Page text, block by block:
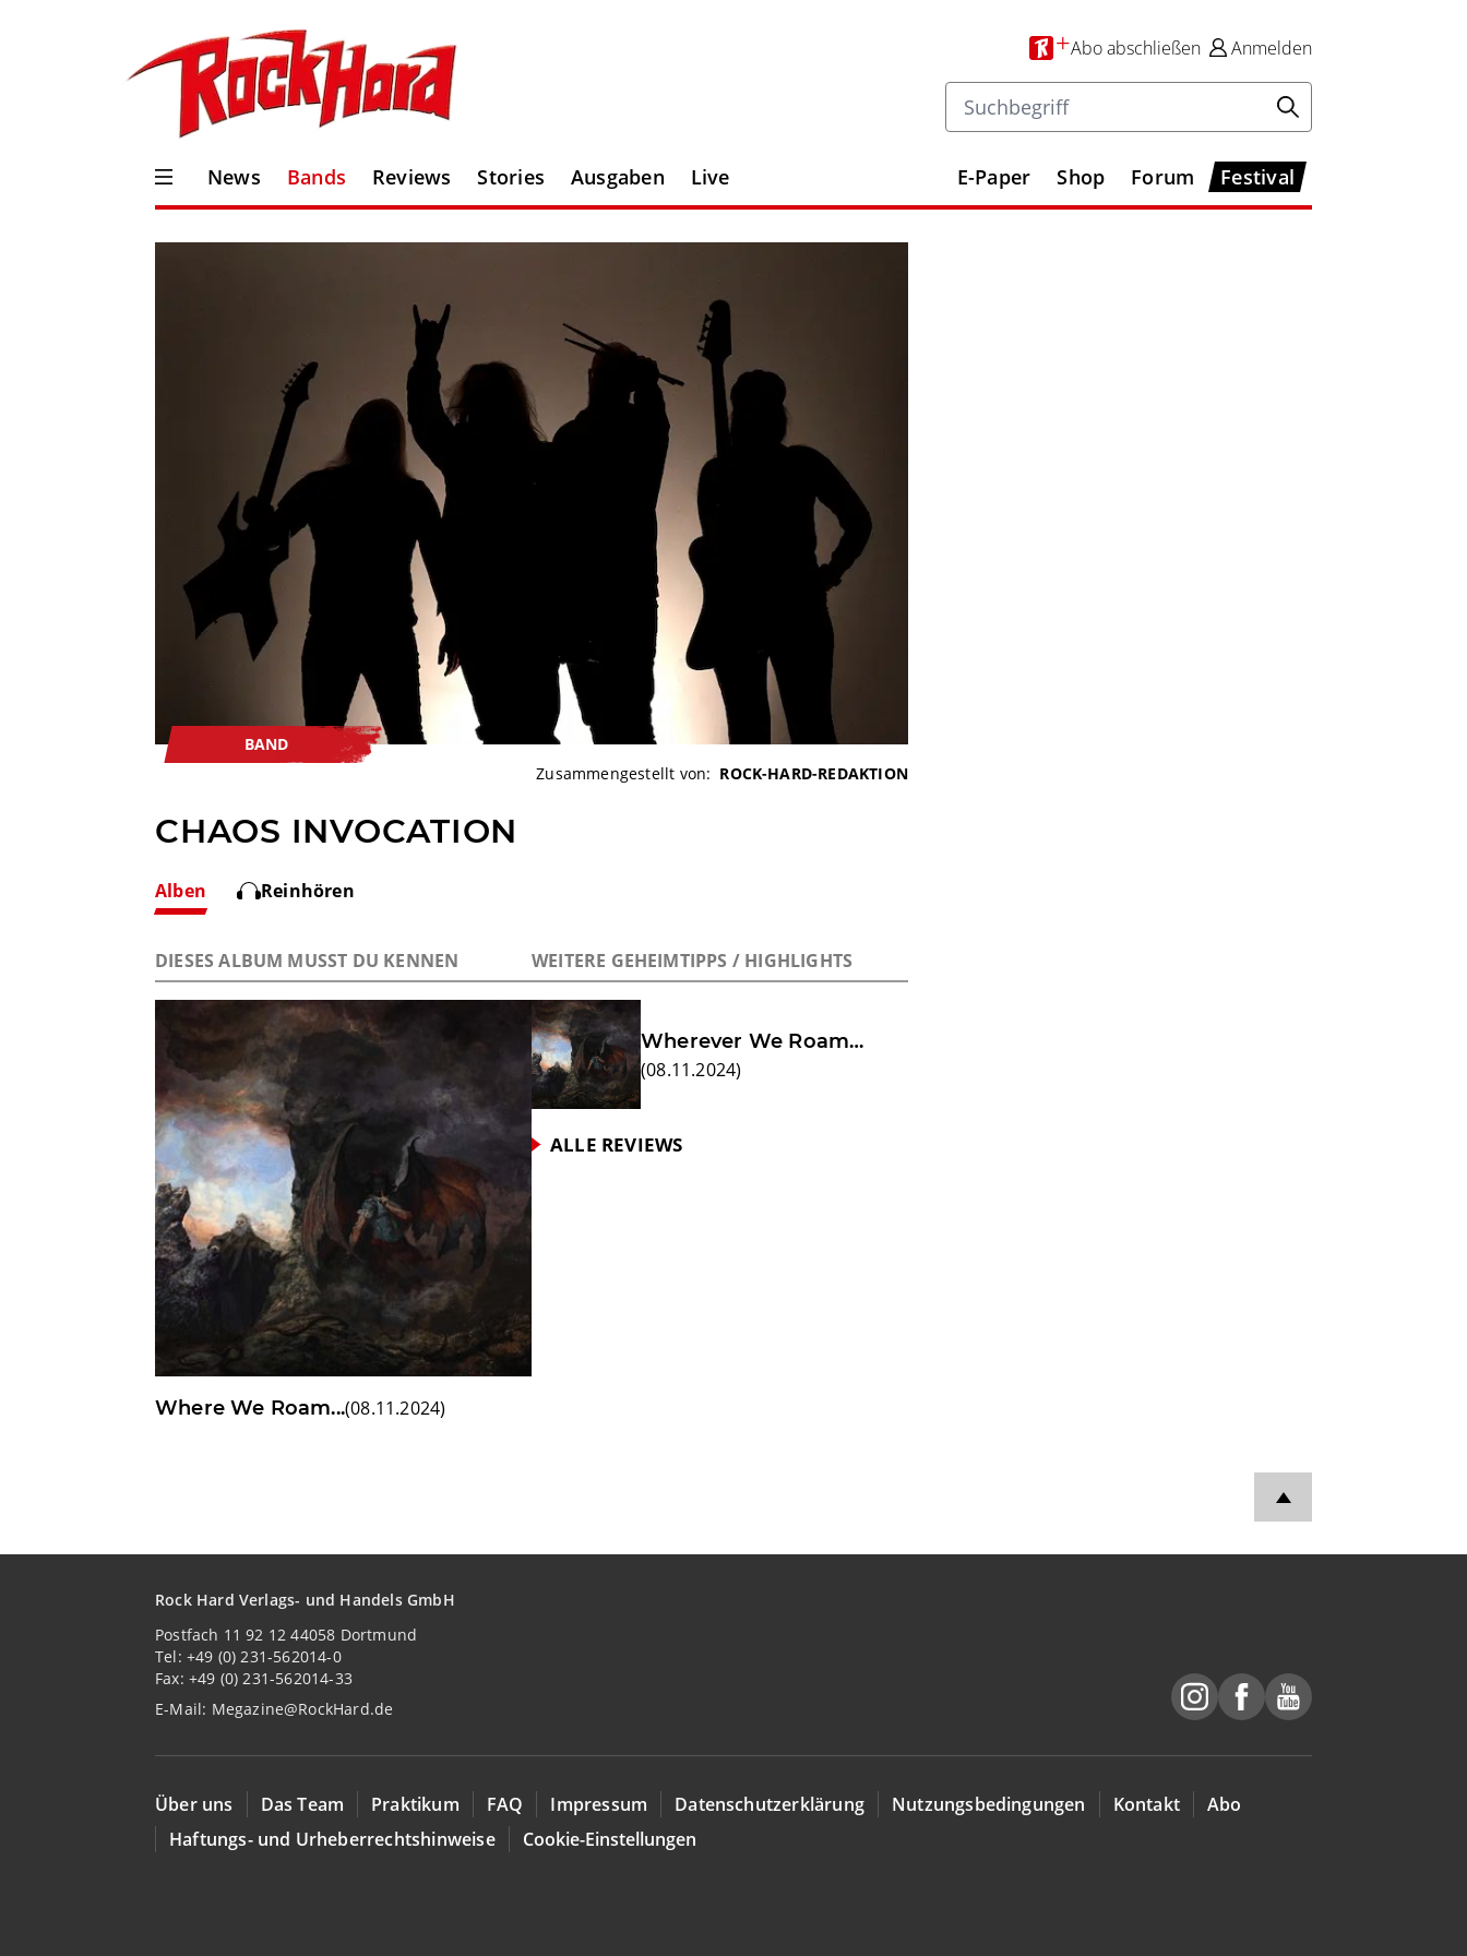
+Aboabschließen Anmelden
News Bands Reviews Stories Ausgaben Live E-Paper Shop Forum Festival
BAND
Zusammengestellt von: ROCK-HARD-REDAKTION
CHAOS INVOCATION
Alben Reinhören
DIESES ALBUM MUSST DU KENNEN
Where We Roam...(08.11.2024)
WEITERE GEHEIMTIPPS / HIGHLIGHTS
Wherever We Roam…
(08.11.2024)
ALLE REVIEWS
Rock Hard Verlags- und Handels GmbH
Postfach 11 92 12 44058 Dortmund
Tel: +49 (0) 231-562014-0
Fax: +49 (0) 231-562014-33
E-Mail: Megazine@RockHard.de
Über uns Das Team Praktikum FAQ Impressum Datenschutzerklärung Nutzungsbedingungen Kontakt
Abo
Haftungs- und Urheberrechtshinweise
Cookie-Einstellungen